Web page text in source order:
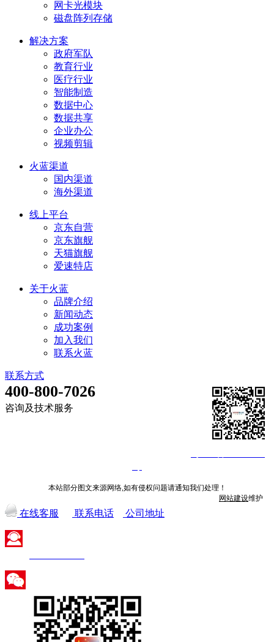
网卡光模块
磁盘阵列存储
解决方案
政府军队
教育行业
医疗行业
智能制造
数据中心
数据共享
企业办公
视频剪辑
火蓝渠道
国内渠道
海外渠道
线上平台
京东自营
京东旗舰
天猫旗舰
爱速特店
关于火蓝
品牌介绍
新闻动态
成功案例
加入我们
联系火蓝
联系方式
400-800-7026
咨询及技术服务
本站部分图文来源网络,如有侵权问题请通知我们处理！
网站建设维护
在线客服 联系电话 公司地址